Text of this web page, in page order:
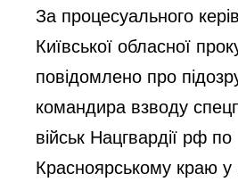
За процесуального
Київської обласної
повідомлено про
командира взводу
військ Нацгвардії рф по
Красноярському краю у